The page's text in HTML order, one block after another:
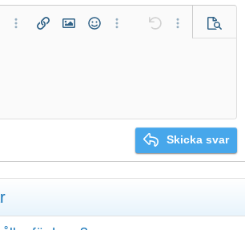
Numrerad lista
Fler alternativ...
Infoga länk
Infoga bild
SmiliesFler alternativ...
ÅngraFler
Times New Roman
Verdana
2
tabell
Skicka svar